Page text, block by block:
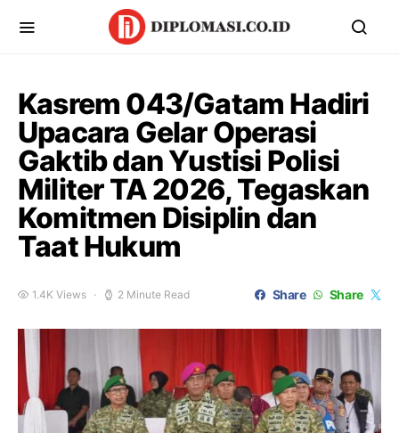
Kasrem 043/Gatam Hadiri
Upacara Gelar Operasi
Gaktib dan Yustisi Polisi
Militer TA 2026, Tegaskan
Komitmen Disiplin dan
Taat Hukum
1.4K Views 2 Minute Read Share Share